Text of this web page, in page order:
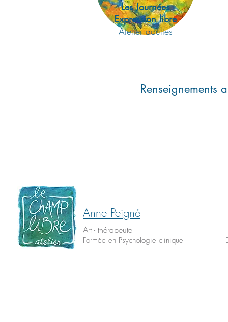
Les Journées
Expression libre
Atelier adultes
Anne Peigné
Art - thérapeute
Formée en Psychologie clinique